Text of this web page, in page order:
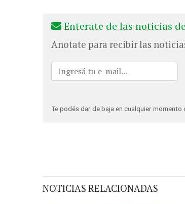
Enterate de las noticias
Anotate para recibir las
Te podés dar de baja en cualquier momento
NOTICIAS RELACIONADAS